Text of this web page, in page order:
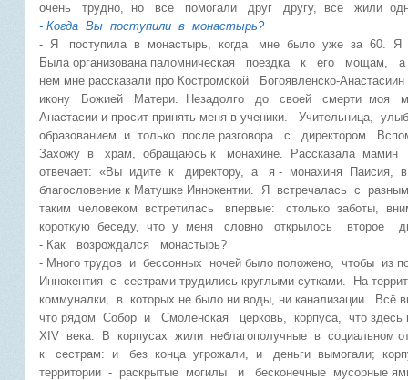
очень трудно, но все помогали друг другу, все жили
- Когда Вы поступили в монастырь?
- Я поступила в монастырь, когда мне было уже за 60. Я
Была организована паломническая поездка к его
нем мне рассказали про Костромской Богоявленско-
икону Божией Матери. Незадолго до своей смерти моя
Анастасии и просит принять меня в ученики. Учительница,
образованием и только после разговора с директором.
Захожу в храм, обращаюсь к монахине. Рассказала
отвечает: «Вы идите к директору, а я - монахиня Паисия,
благословение к Матушке Иннокентии. Я встречалась с
таким человеком встретилась впервые: столько заботы,
короткую беседу, что у меня словно открылось второе
- Как возрождался монастырь?
- Много трудов и бессонных ночей было положено, чтобы из
Иннокентия с сестрами трудились круглыми сутками. На
коммуналки, в которых не было ни воды, ни канализации.
что рядом Собор и Смоленская церковь, корпуса, что
XIV века. В корпусах жили неблагополучные в
к сестрам: и без конца угрожали, и деньги вымогали;
территории - раскрытые могилы и бесконечные мусорные